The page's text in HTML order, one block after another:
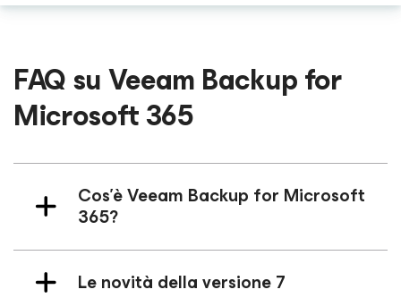
FAQ su Veeam Backupfor
Microsoft 365
Cos'è Veeam Backup for Microsoft
365?
Le novità della versione 7